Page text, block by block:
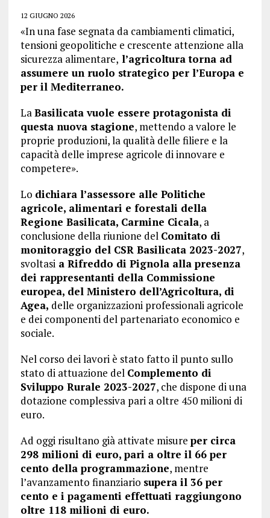
12 GIUGNO 2026
«In una fase segnata da cambiamenti climatici,
tensioni geopolitiche e crescente attenzione alla
sicurezza alimentare, l’agricoltura torna ad
assumere un ruolo strategico per l’Europa e
per il Mediterraneo.
LaBasilicata vuole essere protagonista di
questa nuova stagione, mettendo a valore le
proprie produzioni, la qualità delle filiere e la
capacità delle imprese agricole di innovare e
competere».
Lo dichiara l’assessore alle Politiche
agricole, alimentari e forestali della
Regione Basilicata, Carmine Cicala, a
conclusione della riunione del Comitato di
monitoraggio del CSR Basilicata 2023-2027,
svoltasia Rifreddo di Pignola alla presenza
dei rappresentanti della Commissione
europea, del Ministero dell’Agricoltura, di
Agea, delle organizzazioni professionali agricole
e dei componenti del partenariato economico e
sociale.
Nel corso dei lavori è stato fatto il punto sullo
stato di attuazione del Complemento di
Sviluppo Rurale 2023-2027, che dispone di una
dotazione complessiva pari a oltre 450 milioni di
euro.
Ad oggi risultano già attivate misure per circa
298 milioni di euro, pari a oltre il 66 per
cento della programmazione, mentre
l’avanzamento finanziario supera il 36 per
cento e i pagamenti effettuati raggiungono
oltre 118 milioni di euro.